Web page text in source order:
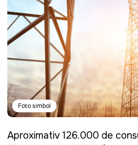
Foto simbol
Aproximativ 126.000 de